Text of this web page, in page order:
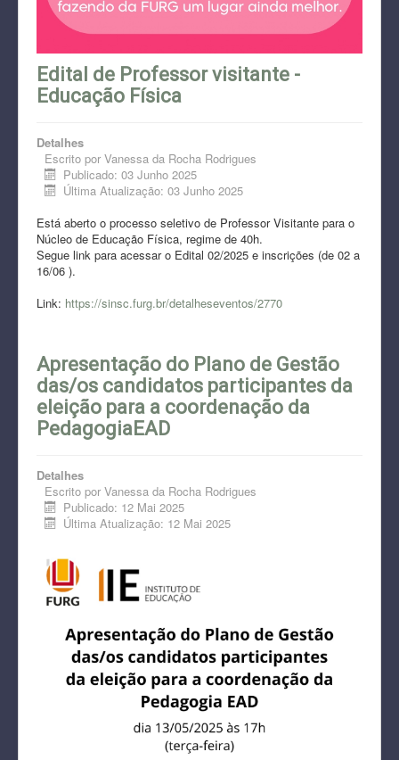
Edital de Professor visitante -
Educação Física
Detalhes
Escrito por Vanessa da Rocha Rodrigues
Publicado: 03 Junho 2025
Última Atualização: 03 Junho 2025
Está aberto o processo seletivo de Professor Visitante para o
Núcleo de Educação Física, regime de 40h.
Segue link para acessar o Edital 02/2025 e inscrições (de 02 a
16/06 ).
Link: https://sinsc.furg.br/detalheseventos/2770
Apresentação do Plano de Gestão
das/os candidatos participantes da
eleição para a coordenação da
PedagogiaEAD
Detalhes
Escrito por Vanessa da Rocha Rodrigues
Publicado: 12 Mai 2025
Última Atualização: 12 Mai 2025